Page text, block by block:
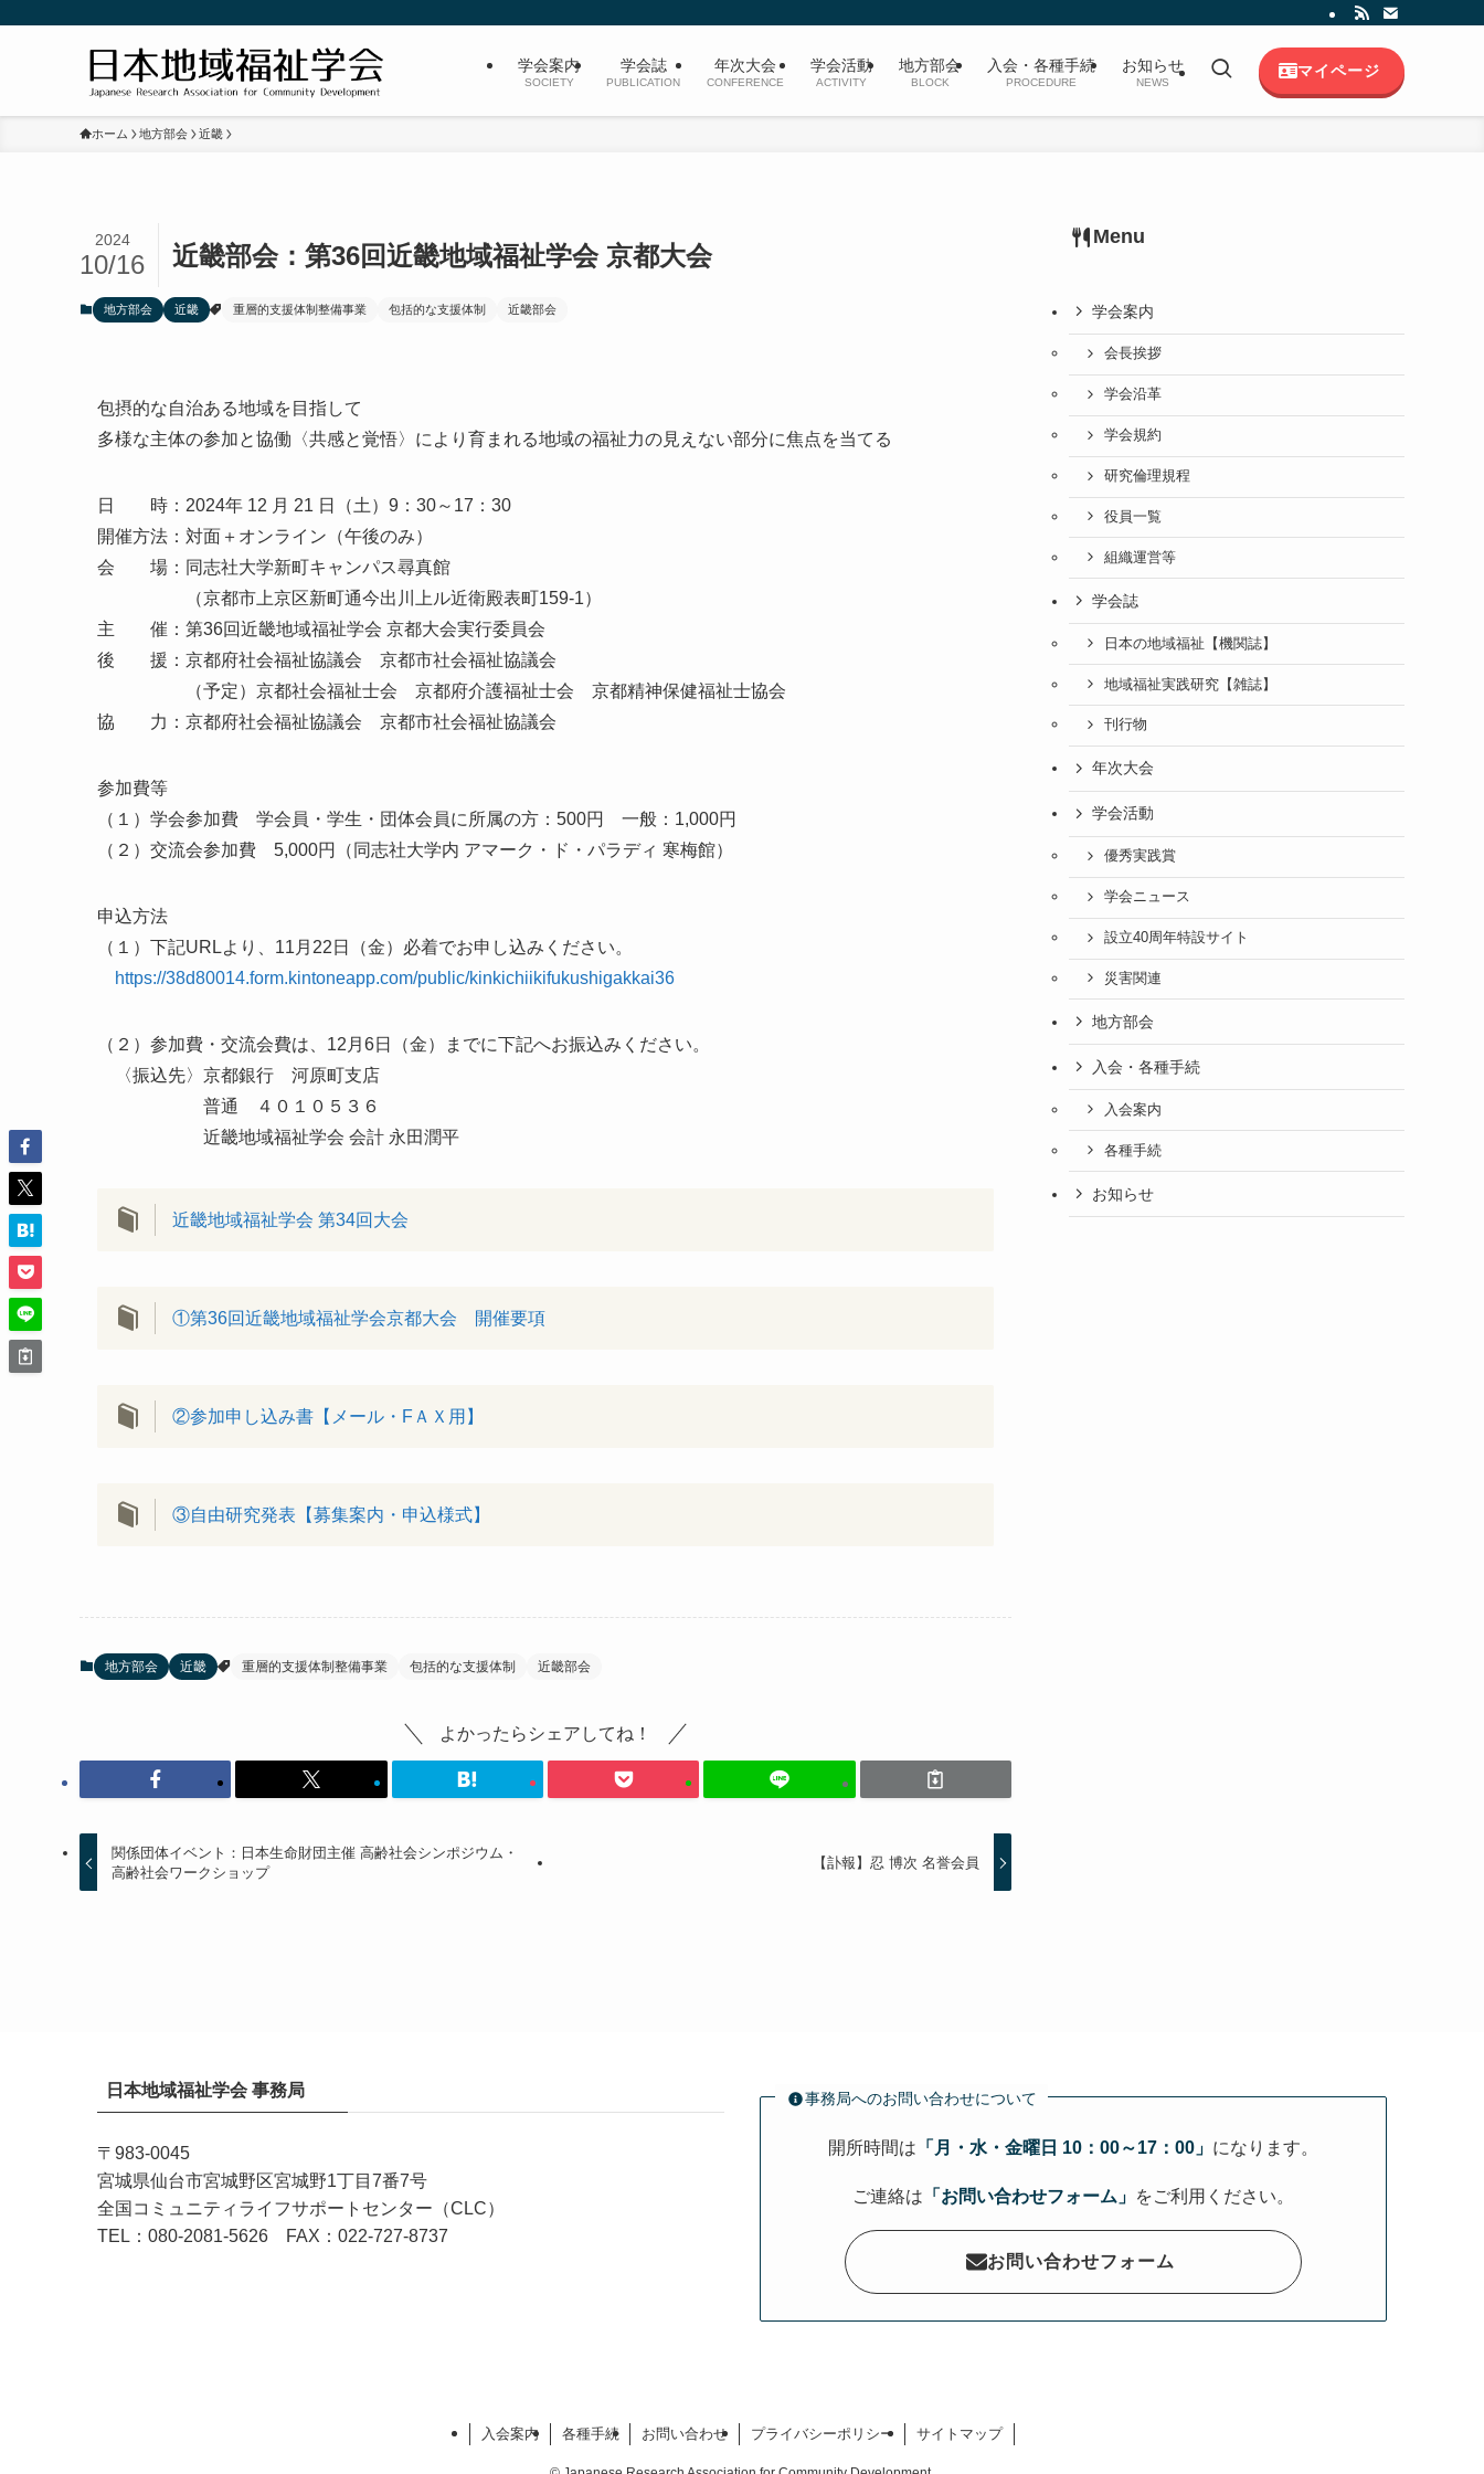
学会案内
SOCIETY
学会誌
PUBLICATION
年次大会
CONFERENCE
学会活動
ACTIVITY
地方部会
BLOCK
入会・各種手続
PROCEDURE
お知らせ
NEWS
マイページ
ホーム 地方部会 近畿
近畿部会：第36回近畿地域福祉学会 京都大会
2024
10/16
地方部会 近畿 重層的支援体制整備事業 包括的な支援体制 近畿部会
包摂的な自治ある地域を目指して
多様な主体の参加と協働〈共感と覚悟〉により育まれる地域の福祉力の見えない部分に焦点を当てる
日 時：2024年 12 月 21 日（土）9：30～17：30
開催方法：対面＋オンライン（午後のみ）
会 場：同志社大学新町キャンパス尋真館
（京都市上京区新町通今出川上ル近衛殿表町159-1）
主 催：第36回近畿地域福祉学会 京都大会実行委員会
後 援：京都府社会福祉協議会 京都市社会福祉協議会
（予定）京都社会福祉士会 京都府介護福祉士会 京都精神保健福祉士協会
協 力：京都府社会福祉協議会 京都市社会福祉協議会
参加費等
（１）学会参加費 学会員・学生・団体会員に所属の方：500円 一般：1,000円
（２）交流会参加費 5,000円（同志社大学内 アマーク・ド・パラディ 寒梅館）
申込方法
（１）下記URLより、11月22日（金）必着でお申し込みください。
https://38d80014.form.kintoneapp.com/public/kinkichiikifukushigakkai36
（２）参加費・交流会費は、12月6日（金）までに下記へお振込みください。
〈振込先〉京都銀行 河原町支店
普通 ４０１０５３６
近畿地域福祉学会 会計 永田潤平
近畿地域福祉学会 第34回大会
①第36回近畿地域福祉学会京都大会 開催要項
②参加申し込み書【メール・FＡＸ用】
③自由研究発表【募集案内・申込様式】
地方部会 近畿 重層的支援体制整備事業 包括的な支援体制 近畿部会
よかったらシェアしてね！
関係団体イベント：日本生命財団主催 高齢社会シンポジウム・
高齢社会ワークショップ
【訃報】忍 博次 名誉会員
Menu
学会案内
会長挨拶
学会沿革
学会規約
研究倫理規程
役員一覧
組織運営等
学会誌
日本の地域福祉【機関誌】
地域福祉実践研究【雑誌】
刊行物
年次大会
学会活動
優秀実践賞
学会ニュース
設立40周年特設サイト
災害関連
地方部会
入会・各種手続
入会案内
各種手続
お知らせ
日本地域福祉学会 事務局
〒983-0045
宮城県仙台市宮城野区宮城野1丁目7番7号
全国コミュニティライフサポートセンター（CLC）
TEL：080-2081-5626 FAX：022-727-8737
事務局へのお問い合わせについて
開所時間は 「月・水・金曜日 10：00～17：00」 になります。
ご連絡は 「お問い合わせフォーム」 をご利用ください。
お問い合わせフォーム
入会案内 各種手続 お問い合わせ プライバシーポリシー サイトマップ